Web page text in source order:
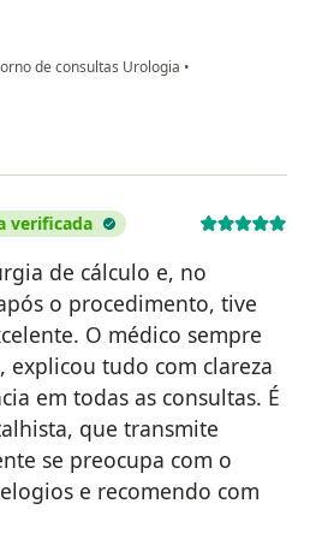
de consultas Urologia •
verificada
de cálculo e, no
o procedimento, tive
O médico sempre
tudo com clareza
em todas as consultas. É
que transmite
se preocupa com o
e recomendo com